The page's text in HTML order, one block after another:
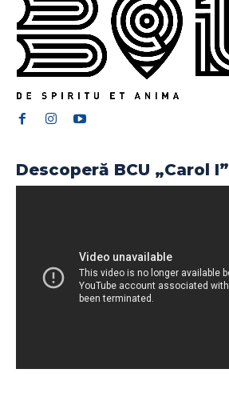
Descoperă BCU „Carol I”